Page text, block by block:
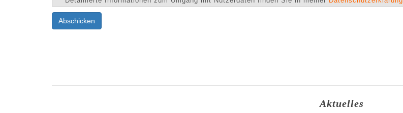
Abschicken
Aktuelles